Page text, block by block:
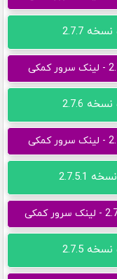
2.7.7
2.7.6
2.7.5